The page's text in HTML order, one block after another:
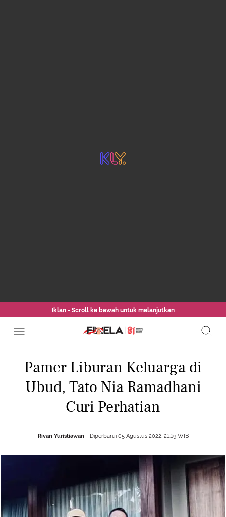
Iklan - Scroll ke bawah untuk melanjutkan
Pamer Liburan Keluarga di
Ubud, Tato Nia Ramadhani
Curi Perhatian
Rivan Yuristiawan Diperbarui 05 Agustus 2022, 21:19 WIB